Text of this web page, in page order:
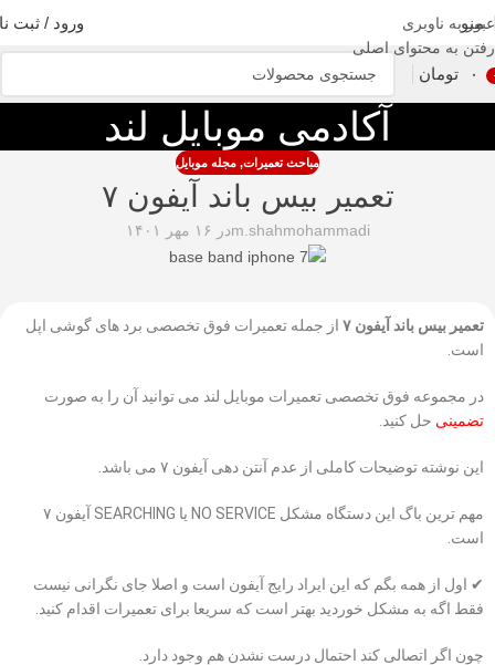
عبور به ناوبری
رفتن به محتوای اصلی
منو ورود / ثبت
۰ تومان
آکادمی موبایل لند
مباحث تعمیرات, مجله موبایل
تعمیر بیس باند آیفون ۷
m.shahmohammadiدر ۱۶ مهر ۱۴۰۱
تعمیر بیس باند آیفون ۷
از جمله تعمیرات فوق تخصصی برد های گوشی اپل
است.
در مجموعه فوق تخصصی تعمیرات موبایل لند می توانید آن را به صورت
تضمینی حل کنید.
این نوشته توضیحات کاملی از عدم آنتن دهی آیفون ۷ می باشد.
مهم ترین باگ این دستگاه مشکل NO SERVICE یا SEARCHING آیفون ۷
است.
✔ اول از همه بگم که این ایراد رایج آیفون است و اصلا جای نگرانی نیست
فقط اگه به مشکل خوردید بهتر است که سریعا برای تعمیرات اقدام کنید.
چون اگر اتصالی کند احتمال درست نشدن هم وجود دارد.